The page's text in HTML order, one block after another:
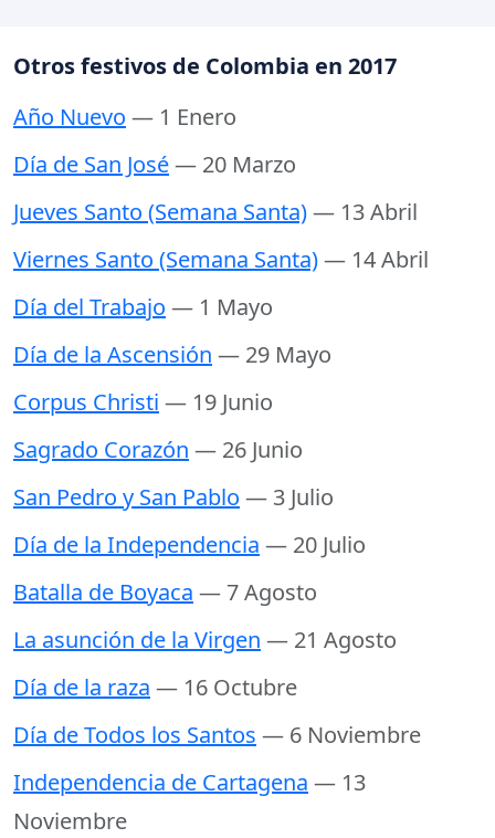
Otros festivos de Colombia en 2017
Año Nuevo — 1 Enero
Día de San José— 20 Marzo
Jueves Santo (Semana Santa)— 13 Abril
Viernes Santo (Semana Santa)— 14 Abril
Día del Trabajo — 1 Mayo
Día de la Ascensión — 29 Mayo
Corpus Christi — 19 Junio
Sagrado Corazón — 26 Junio
San Pedro y San Pablo — 3 Julio
Día de la Independencia — 20 Julio
Batalla de Boyaca — 7 Agosto
La asunción de la Virgen — 21 Agosto
Día de la raza — 16 Octubre
Día de Todos los Santos — 6 Noviembre
Independencia de Cartagena — 13
Noviembre